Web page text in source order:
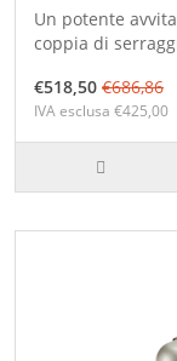
Un potente
coppia di
€518,50 €686,86
IVA esclusa €425,00